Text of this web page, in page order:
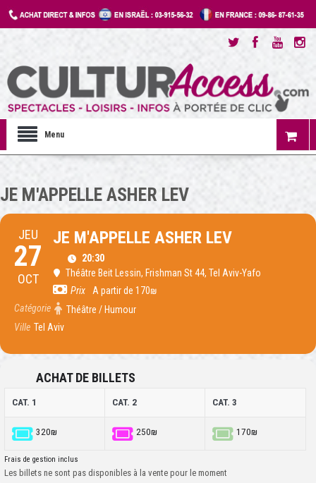
Menu
JE M'APPELLE ASHER LEV
JEU
27
OCT
JE M'APPELLE ASHER LEV
20:30
Théâtre Beit Lessin, Frishman St 44, Tel Aviv-Yafo
Prix
A partir de 170₪
Catégorie
Théâtre / Humour
Ville Tel Aviv
ACHAT DE BILLETS
CAT. 1 CAT. 2 CAT. 3
320₪ 250₪ 170₪
Frais de gestion inclus
Les billets ne sont pas disponibles à la vente pour le moment